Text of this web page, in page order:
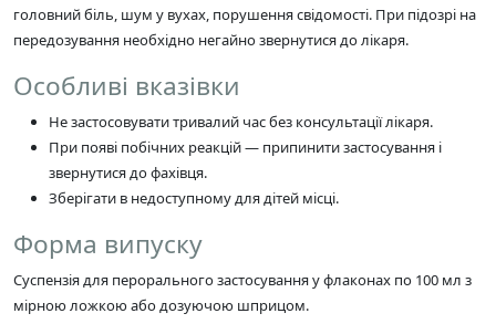
головний біль, шум у вухах, порушення свідомості. При підозрі на
передозування необхідно негайно звернутися до лікаря.
Особливі вказівки
Не застосовувати тривалий час без консультації лікаря.
При появі побічних реакцій — припинити застосування і
звернутися до фахівця.
Зберігати в недоступному для дітей місці.
Форма випуску
Суспензія для перорального застосування у флаконах по 100 мл з
мірною ложкою або дозуючою шприцом.